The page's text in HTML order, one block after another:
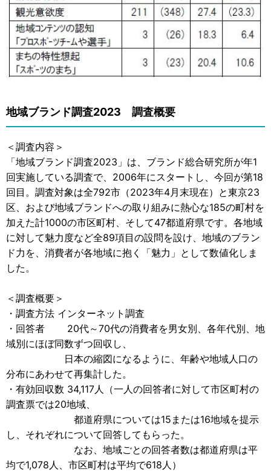
地域ブランド調査2023 調査概要
＜調査内容＞
「地域ブランド調査2023」は、ブランド総合研究所が年1
回実施している調査で、2006年にスタートし、今回が第18
回目。調査対象は全792市（2023年4月末現在）と東京23
区、および地域ブランドへの取り組みに熱心な185の町村を
加えた計1000の市区町村、そして47都道府県です。各地域
に対して魅力度など全89項目の設問を設け、地域のブラン
ド力を、消費者が各地域に抱く「魅力」として数値化しま
した。
＜調査概要＞
・調査方法 インターネット調査
・回答者 20代～70代の消費者を男女別、各年代別、地
域別にほぼ同数ずつ回収し、
日本の縮図になるように、年齢や地域人口の
分布にあわせて再集計した。
・有効回収数 34,117人（一人の回答者に対して市区町村の
調査票では20地域、
都道府県については15または16地域を提示
し、それぞれについて回答してもらった。
なお、地域ごとの回答者数は都道府県は平
均で1,078人、市区町村は平均で618人）